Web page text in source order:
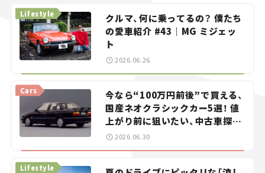
クルマ、何に乗ってるの？ 僕たち
の愛車紹介 #43｜MG ミジェッ
ト
Lifestyle
2026.06.26
今なら“100万円前後”で買える、
国産ネオクラシックカー5選！ 値
上がり前に狙いたい、中古車探し
をお手伝い――ちょっとイケてるマ
イカー選び #02
Cars
2026.06.30
Lifestyle